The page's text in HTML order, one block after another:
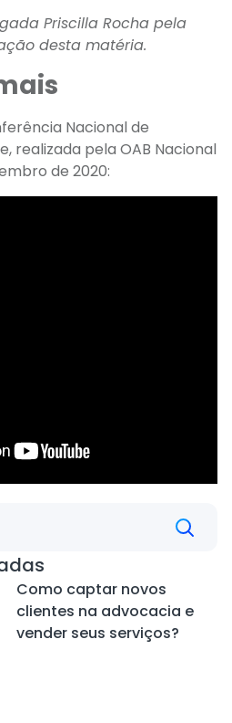
Priscilla Rocha pela
desta matéria.
Nacional de
realizada pela OAB Nacional
de 2020:
Como captar novos
clientes na advocacia e
vender seus serviços?